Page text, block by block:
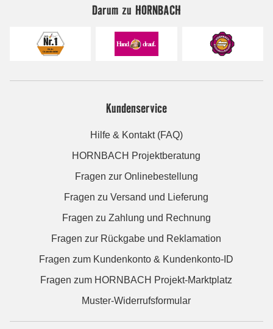
Darum zu HORNBACH
Kundenservice
Hilfe & Kontakt (FAQ)
HORNBACH Projektberatung
Fragen zur Onlinebestellung
Fragen zu Versand und Lieferung
Fragen zu Zahlung und Rechnung
Fragen zur Rückgabe und Reklamation
Fragen zum Kundenkonto & Kundenkonto-ID
Fragen zum HORNBACH Projekt-Marktplatz
Muster-Widerrufsformular